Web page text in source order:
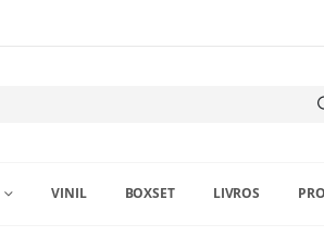
VINIL BOXSET LIVROS